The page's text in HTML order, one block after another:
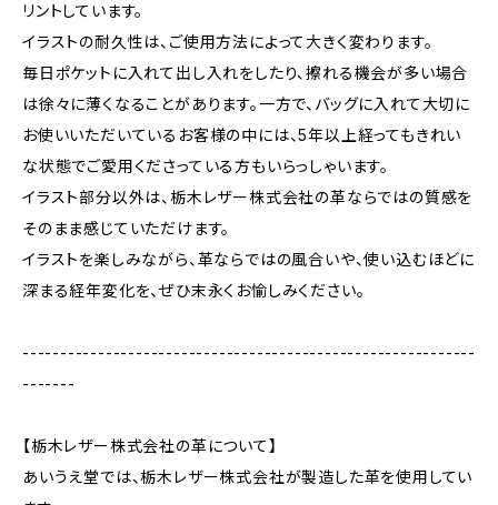
リントしています。
イラストの耐久性は、ご使用方法によって大きく変わります。
毎日ポケットに入れて出し入れをしたり、擦れる機会が多い場合
は徐々に薄くなることがあります。一方で、バッグに入れて大切に
お使いいただいているお客様の中には、5年以上経ってもきれい
な状態でご愛用くださっている方もいらっしゃいます。
イラスト部分以外は、栃木レザー株式会社の革ならではの質感を
そのまま感じていただけます。
イラストを楽しみながら、革ならではの風合いや、使い込むほどに
深まる経年変化を、ぜひ末永くお愉しみください。
------------------------------------------------------------
-------
【栃木レザー株式会社の革について】
あいうえ堂では、栃木レザー株式会社が製造した革を使用してい